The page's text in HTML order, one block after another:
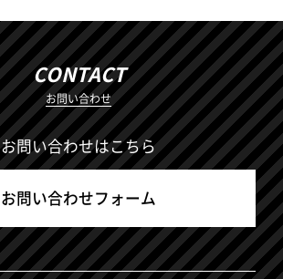
CONTACT
お問い合わせ
お問い合わせはこちら
お問い合わせフォーム